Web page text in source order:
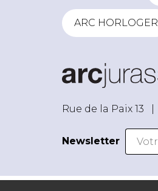
ARC HORLOGER
Rue de la Paix 13 |
Newsletter